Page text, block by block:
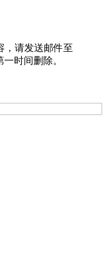
，请发送邮件至
时间删除。